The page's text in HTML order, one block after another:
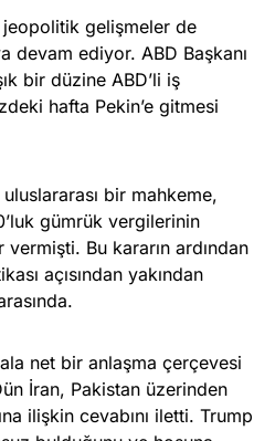
gelişmeler de
devam ediyor. ABD Başkanı
bir düzine ABD’li iş
hafta Pekin’e gitmesi
bir mahkeme,
gümrük vergilerinin
Bu kararın ardından
açısından yakından
net bir anlaşma çerçevesi
İran, Pakistan üzerinden
ilişkin cevabını iletti. Trump